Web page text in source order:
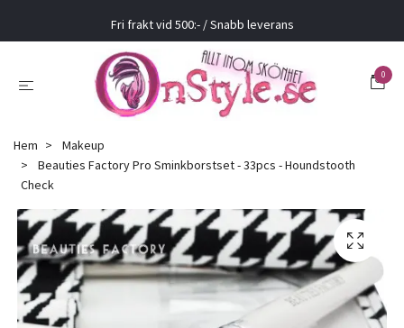
Fri frakt vid 500:- / Snabb leverans
0
Hem
Makeup
Beauties Factory Pro Sminkborstset - 33pcs - Houndstooth
Check